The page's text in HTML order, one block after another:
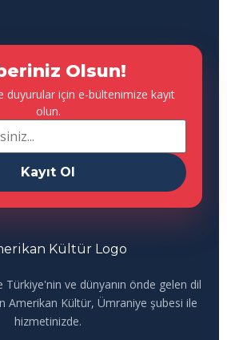
Olsun!
duyurular için e-bültenimize kayıt
olun.
Kayıt Ol
Türkiye'nin ve dünyanın önde gelen dil
Amerikan Kültür, Ümraniye şubesi ile
hizmetinizde.